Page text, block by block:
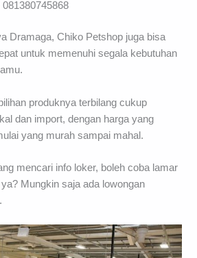
081380745868
Dramaga, Chiko Petshop juga bisa
untuk memenuhi segala kebutuhan
produknya terbilang cukup
dan import, dengan harga yang
yang murah sampai mahal.
mencari info loker, boleh coba lamar
Mungkin saja ada lowongan